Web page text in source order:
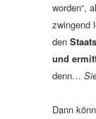
worden“,
zwingend
den
und
denn…
Dann